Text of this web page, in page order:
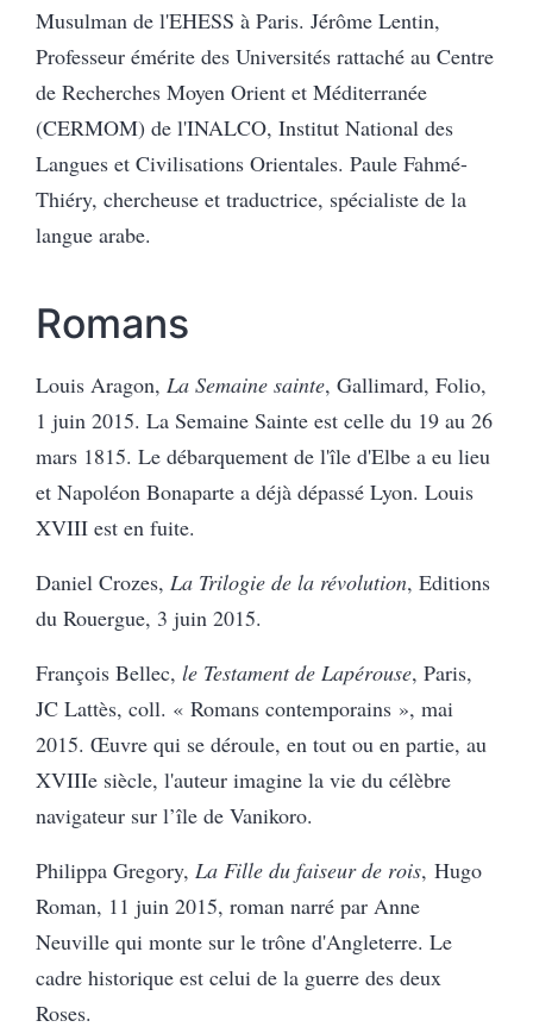
Musulman de l'EHESS à Paris. Jérôme Lentin,
Professeur émérite des Universités rattaché au Centre
de Recherches Moyen Orient et Méditerranée
(CERMOM) de l'INALCO, Institut National des
Langues et Civilisations Orientales. Paule Fahmé-
Thiéry, chercheuse et traductrice, spécialiste de la
langue arabe.
Romans
Louis Aragon, La Semaine sainte, Gallimard, Folio,
1 juin 2015. La Semaine Sainte est celle du 19 au 26
mars 1815. Le débarquement de l'île d'Elbe a eu lieu
et Napoléon Bonaparte a déjà dépassé Lyon. Louis
XVIII est en fuite.
Daniel Crozes, La Trilogie de la révolution, Editions
du Rouergue, 3 juin 2015.
François Bellec, le Testament de Lapérouse, Paris,
JC Lattès, coll. « Romans contemporains », mai
2015. Œuvre qui se déroule, en tout ou en partie, au
XVIIIe siècle, l'auteur imagine la vie du célèbre
navigateur sur l’île de Vanikoro.
Philippa Gregory, La Fille du faiseur de rois, Hugo
Roman, 11 juin 2015, roman narré par Anne
Neuville qui monte sur le trône d'Angleterre. Le
cadre historique est celui de la guerre des deux
Roses.